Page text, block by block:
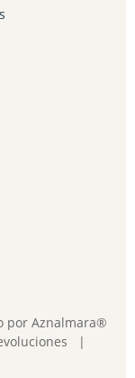
por Aznalmara®
|